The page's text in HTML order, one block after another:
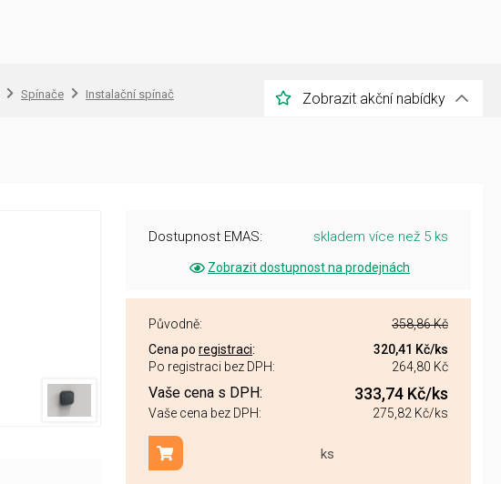
Spínače Instalační spínač Zobrazit akční nabídky
Dostupnost EMAS: skladem více než 5 ks
Zobrazit dostupnost na prodejnách
Původně:
358,86 Kč
Cena po registraci: 320,41 Kč/ks
Po registraci bez DPH:
264,80 Kč
Vaše cena s DPH: 333,74 Kč/ks
Vaše cena bez DPH: 275,82 Kč/ks
ks
Přidat do košíku